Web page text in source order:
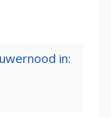
in: